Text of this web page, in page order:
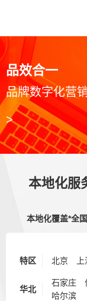
品效合一
品牌数字化营
>
本地化服
本地化覆盖*全
特区 北京
华北
石家庄
哈尔滨